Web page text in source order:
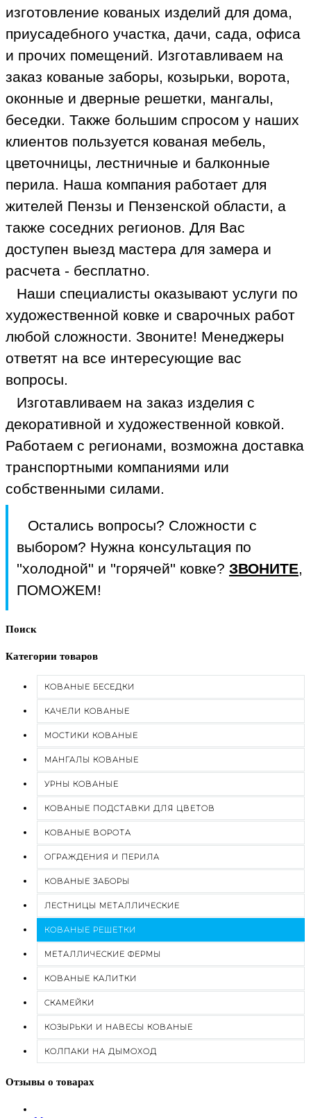
изготовление кованых изделий для дома,
приусадебного участка, дачи, сада, офиса
и прочих помещений. Изготавливаем на
заказ кованые заборы, козырьки, ворота,
оконные и дверные решетки, мангалы,
беседки. Также большим спросом у наших
клиентов пользуется кованая мебель,
цветочницы, лестничные и балконные
перила. Наша компания работает для
жителей Пензы и Пензенской области, а
также соседних регионов. Для Вас
доступен выезд мастера для замера и
расчета - бесплатно.
Наши специалисты оказывают услуги по
художественной ковке и сварочных работ
любой сложности. Звоните! Менеджеры
ответят на все интересующие вас
вопросы.
Изготавливаем на заказ изделия с
декоративной и художественной ковкой.
Работаем с регионами, возможна доставка
транспортными компаниями или
собственными силами.
Остались вопросы? Сложности с
выбором? Нужна консультация по
''холодной'' и ''горячей'' ковке? ЗВОНИТЕ,
ПОМОЖЕМ!
Поиск
Категории товаров
КОВАНЫЕ БЕСЕДКИ
КАЧЕЛИ КОВАНЫЕ
МОСТИКИ КОВАНЫЕ
МАНГАЛЫ КОВАНЫЕ
УРНЫ КОВАНЫЕ
КОВАНЫЕ ПОДСТАВКИ ДЛЯ ЦВЕТОВ
КОВАНЫЕ ВОРОТА
ОГРАЖДЕНИЯ И ПЕРИЛА
КОВАНЫЕ ЗАБОРЫ
ЛЕСТНИЦЫ МЕТАЛЛИЧЕСКИЕ
КОВАНЫЕ РЕШЕТКИ
МЕТАЛЛИЧЕСКИЕ ФЕРМЫ
КОВАНЫЕ КАЛИТКИ
СКАМЕЙКИ
КОЗЫРЬКИ И НАВЕСЫ КОВАНЫЕ
КОЛПАКИ НА ДЫМОХОД
Отзывы о товарах